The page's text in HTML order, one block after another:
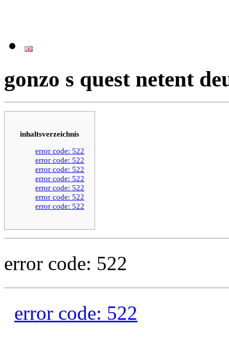
gonzo s quest netent
inhaltsverzeichnis
error code: 522
error code: 522
error code: 522
error code: 522
error code: 522
error code: 522
error code: 522
error code: 522
error code: 522